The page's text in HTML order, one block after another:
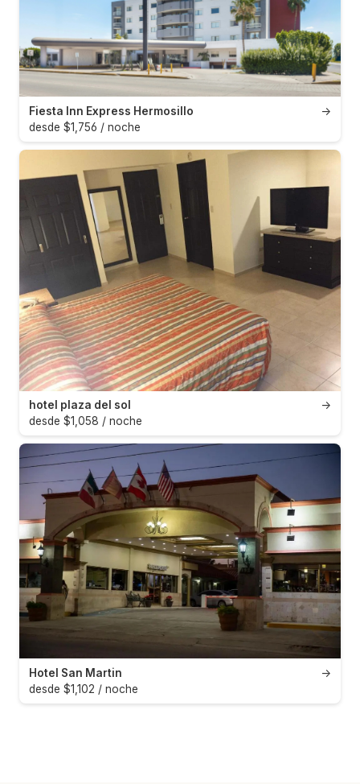
→
Fiesta Inn Express Hermosillo
desde $1,756 / noche
→
hotel plaza del sol
desde $1,058 / noche
→
Hotel San Martin
desde $1,102 / noche